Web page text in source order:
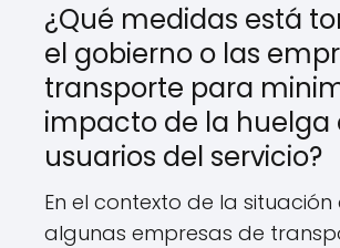
¿Qué medidas está
el gobierno o las
transporte para
impacto de la huelga
usuarios del servicio?
En el contexto de la
algunas empresas de